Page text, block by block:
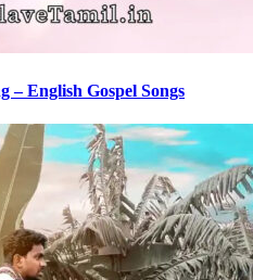
English Gospel Songs